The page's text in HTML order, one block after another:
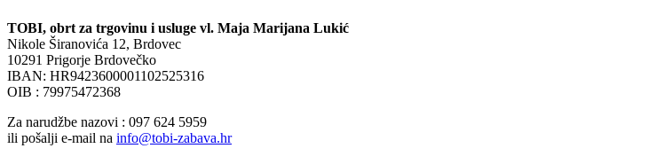
TOBI, obrt za trgovinu i usluge vl. Maja Marijana Lukić
Nikole Širanovića 12, Brdovec
10291 Prigorje Brdovečko
IBAN: HR9423600001102525316
OIB : 79975472368
Za narudžbe nazovi : 097 624 5959
ili pošalji e-mail na info@tobi-zabava.hr